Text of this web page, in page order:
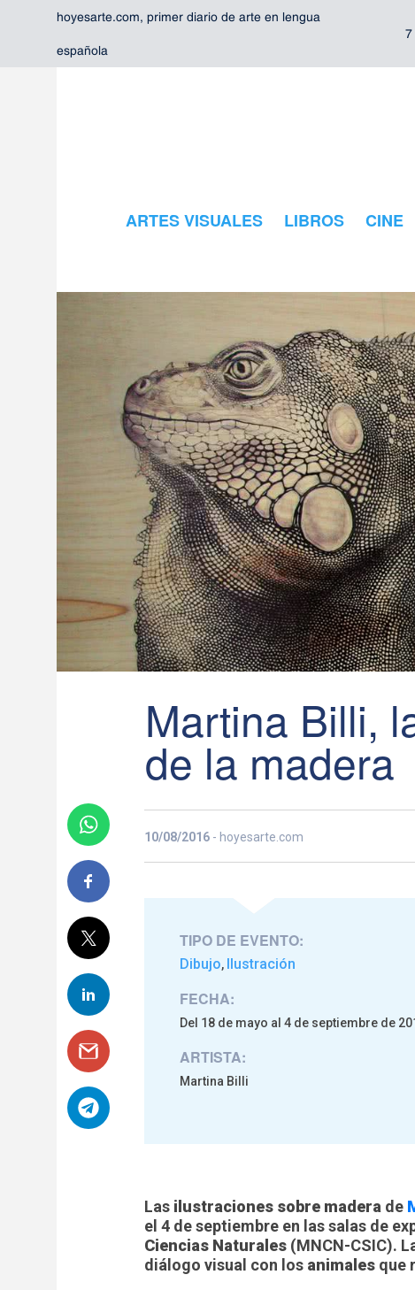
hoyesarte.com, primer diario de arte en lengua
española
7
ARTES VISUALES LIBROS CINE
Martina Billi,
de la madera
10/08/2016 - hoyesarte.com
TIPO DE EVENTO:
Dibujo, Ilustración
FECHA:
Del 18 de mayo al 4 de septiembre de
ARTISTA:
Martina Billi
Las ilustraciones sobre madera de
el 4 de septiembre en las salas de
Ciencias Naturales (MNCN-CSIC).
diálogo visual con los animales que